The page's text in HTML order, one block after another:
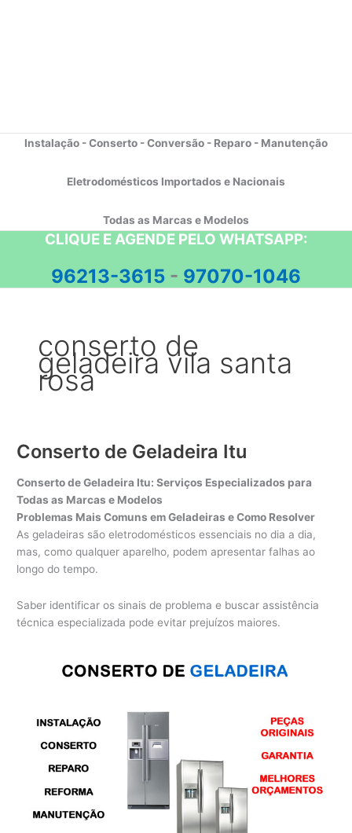
Instalação - Conserto - Conversão - Reparo - Manutenção
Eletrodomésticos Importados e Nacionais
Todas as Marcas e Modelos
CLIQUE E AGENDE PELO WHATSAPP:
96213-3615 - 97070-1046
conserto de
geladeira vila santa
rosa
Conserto de Geladeira Itu
Conserto de Geladeira Itu: Serviços Especializados para
Todas as Marcas e Modelos
Problemas Mais Comuns em Geladeiras e Como Resolver
As geladeiras são eletrodomésticos essenciais no dia a dia,
mas, como qualquer aparelho, podem apresentar falhas ao
longo do tempo.
Saber identificar os sinais de problema e buscar assistência
técnica especializada pode evitar prejuízos maiores.